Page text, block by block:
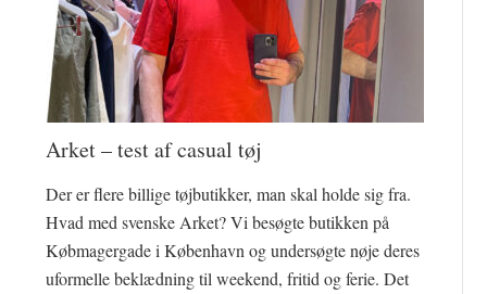
Arket – test af casual tøj
Der er flere billige tøjbutikker, man skal holde sig fra.
Hvad med svenske Arket? Vi besøgte butikken på
Købmagergade i København og undersøgte nøje deres
uformelle beklædning til weekend, fritid og ferie. Det